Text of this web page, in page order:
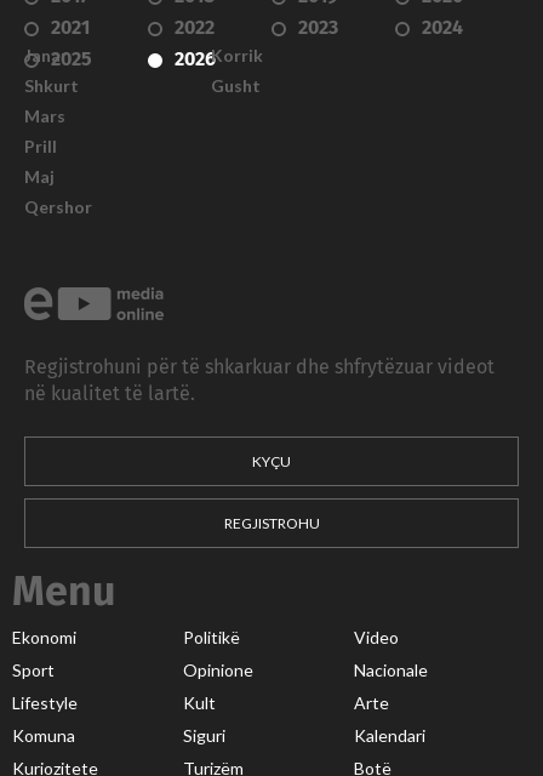
2021
2022 2023
2024
2025
2026
Janar
Shkurt
Mars
Prill
Maj
Qershor
Korrik
Gusht
Regjistrohuni për të shkarkuar dhe shfrytëzuar videot
në kualitet të lartë.
KYÇU
REGJISTROHU
Menu
Ekonomi Politikë
Video
Sport
Opinione
Nacionale
Lifestyle
Kult
Arte
Komuna
Siguri
Kalendari
Kuriozitete
Turizëm Botë